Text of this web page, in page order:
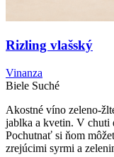
Rizling vlašský
Vinanza
Biele Suché
Akostné víno zeleno-
jablka a kvetin. V chuti
Pochutnať si ňom
zrejúcimi syrmi a